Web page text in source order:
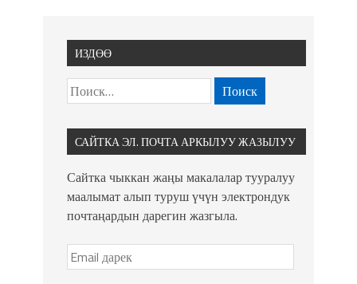
ИЗДӨӨ
САЙТКА ЭЛ. ПОЧТА АРКЫЛУУ ЖАЗЫЛУУ
Сайтка чыккан жаңы макалалар тууралуу
маалымат алып туруш үчүн электрондук
почтаңардын дарегин жазгыла.